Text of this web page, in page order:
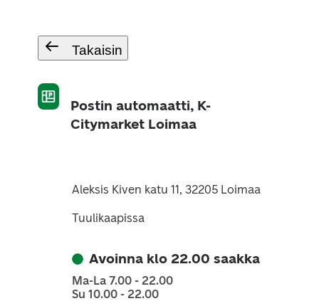
Takaisin
Postin automaatti, K-
Citymarket Loimaa
Aleksis Kiven katu 11, 32205 Loimaa
Tuulikaapissa
Avoinna klo 22.00 saakka
Ma-La 7.00 - 22.00
Su 10.00 - 22.00